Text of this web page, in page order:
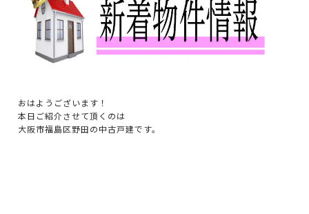
おはようございます！
本日ご紹介させて頂くのは
大阪市福島区野田の中古戸建です。